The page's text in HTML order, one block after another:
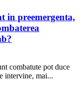
in preemergenta,
combatute pot duce
intervine, mai...